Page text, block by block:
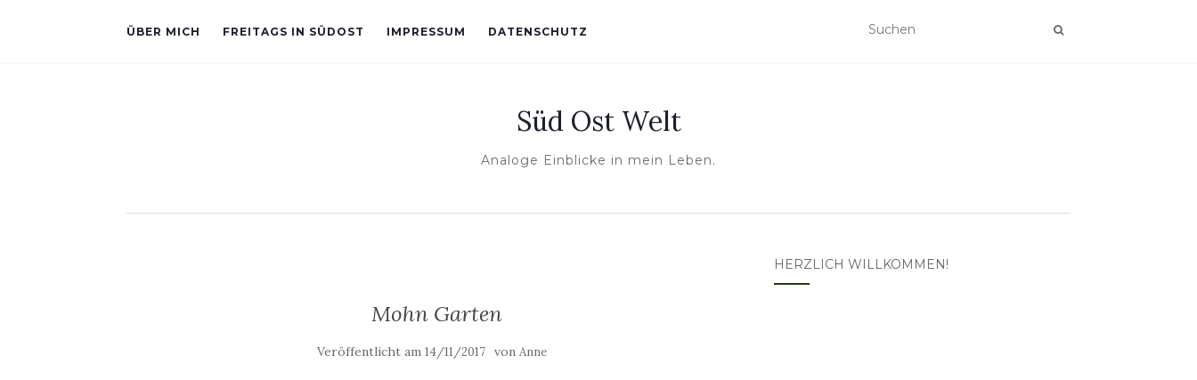
ÜBER MICH FREITAGS IN SÜDOST IMPRESSUM DATENSCHUTZ
Süd Ost Welt
Analoge Einblicke in mein Leben.
Mohn Garten
Veröffentlicht am14/11/2017 vonAnne
HERZLICH WILLKOMMEN!